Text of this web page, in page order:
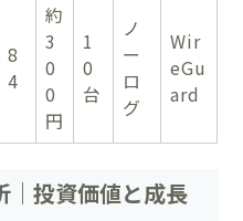
8
4
約
3
0
0
円
1
0
台
ノ
ー
ロ
グ
Wir
eGu
ard
｜投資価値と成長